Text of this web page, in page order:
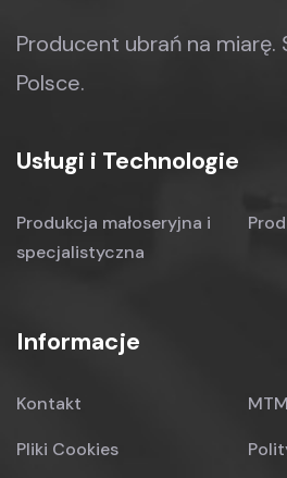
Producent ubrań na miarę.
Polsce.
Usługi i Technologie
Produkcja małoseryjna i
specjalistyczna
Informacje
Kontakt
Pliki Cookies